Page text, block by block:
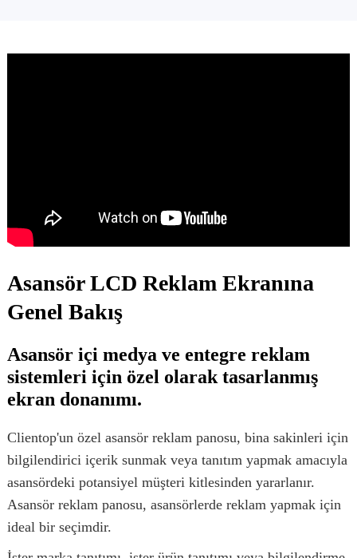
Asansör LCD Reklam Ekranına
Genel Bakış
Asansör içi medya ve entegre reklam
sistemleri için özel olarak tasarlanmış
ekran donanımı.
Clientop'un özel asansör reklam panosu, bina sakinleri için
bilgilendirici içerik sunmak veya tanıtım yapmak amacıyla
asansördeki potansiyel müşteri kitlesinden yararlanır.
Asansör reklam panosu, asansörlerde reklam yapmak için
ideal bir seçimdir.